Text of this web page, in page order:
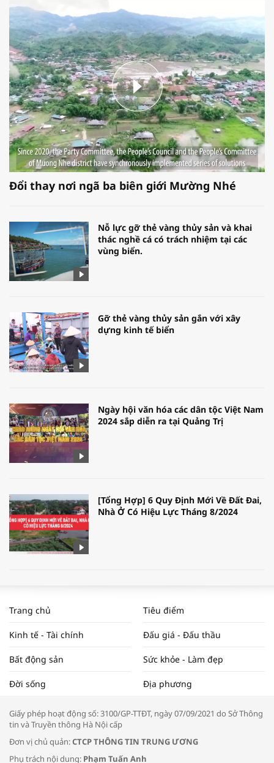
Đổi thay nơi ngã ba biên giới Mường Nhé
Nỗ lực gỡ thẻ vàng thủy sản và khai
thác nghề cá có trách nhiệm tại các
vùng biển.
Gỡ thẻ vàng thủy sản gắn với xây
dựng kinh tế biển
Ngày hội văn hóa các dân tộc Việt Nam
2024 sắp diễn ra tại Quảng Trị
[Tổng Hợp] 6 Quy Định Mới Về Đất Đai,
Nhà Ở Có Hiệu Lực Tháng 8/2024
NAM NĂM 2024 VÀ NĂM 2025 | NHỊP
ĐẬP THỊ TRƯỜNG #62
Tọa đàm “Xúc tiến thương mại: Khơi
Trang chủ Tiêu điểm
Kinh tế - Tài chính Đấu giá - Đấu thầu
Bất động sản Sức khỏe - Làm đẹp
Đời sống Địa phương
Giấy phép hoạt động số: 3100/GP-TTĐT, ngày 07/09/2021 do Sở Thông
tin và Truyền thông Hà Nội cấp
Đơn vị chủ quản:CTCP THÔNG TIN TRUNG ƯƠNG
Phụ trách nội dung: Phạm Tuấn Anh